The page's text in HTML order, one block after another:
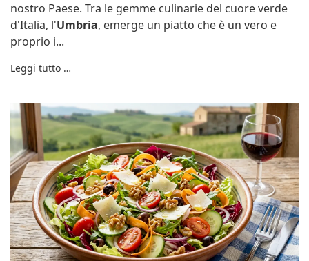
nostro Paese. Tra le gemme culinarie del cuore verde
d'Italia, l'Umbria, emerge un piatto che è un vero e
proprio i...
Leggi tutto …